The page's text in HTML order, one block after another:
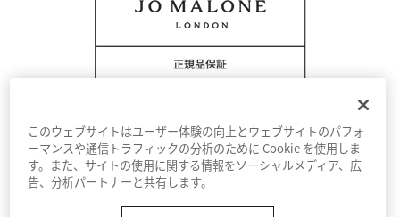
オンラインショッピングについて
電話でのお問い合わせ 0120-950-701
利用規約 プライバシーポリシー
このウェブサイトはユーザー体験の向上とウェブサイトのパフォ
ーマンスや通信トラフィックの分析のために Cookie を使用しま
す。また、サイトの使用に関する情報をソーシャルメディア、広
告、分析パートナーと共有します。